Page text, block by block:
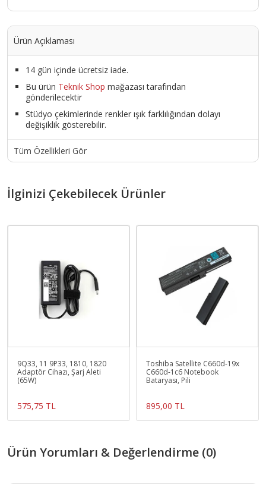
Ürün Açıklaması
14 gün içinde ücretsiz iade.
Bu ürün Teknik Shop mağazası tarafından
gönderilecektir
Stüdyo çekimlerinde renkler ışık farklılığından dolayı
değişiklik gösterebilir.
Tüm Özellikleri Gör
İlginizi Çekebilecek Ürünler
9Q33, 11 9P33, 1810, 1820
Adaptör Cihazı, Şarj Aleti
(65W)
575,75 TL
Toshiba Satellite C660d-19x
C660d-1c6 Notebook
Bataryası, Pili
895,00 TL
Ürün Yorumları & Değerlendirme (0)